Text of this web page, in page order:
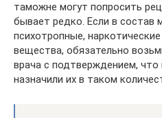
таможне могут попросить
бывает редко. Если в состав
психотропные,
вещества, обязательно
врача с подтверждением, что
назначили их в таком